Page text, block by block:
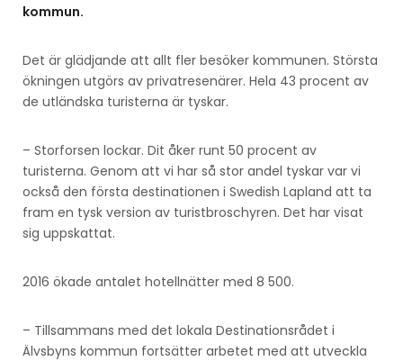
kommun.
Det är glädjande att allt fler besöker kommunen. Största
ökningen utgörs av privatresenärer. Hela 43 procent av
de utländska turisterna är tyskar.
– Storforsen lockar. Dit åker runt 50 procent av
turisterna. Genom att vi har så stor andel tyskar var vi
också den första destinationen i Swedish Lapland att ta
fram en tysk version av turistbroschyren. Det har visat
sig uppskattat.
2016 ökade antalet hotellnätter med 8 500.
– Tillsammans med det lokala Destinationsrådet i
Älvsbyns kommun fortsätter arbetet med att utveckla